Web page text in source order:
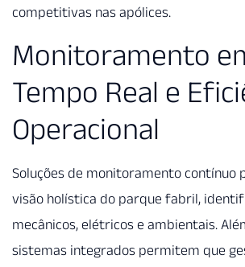
competitivas nas apólices.
Monitoramento
Tempo Real e
Operacional
Soluções de monitoramento contínuo
visão holística do parque fabril,
mecânicos, elétricos e ambientais.
sistemas integrados permitem que